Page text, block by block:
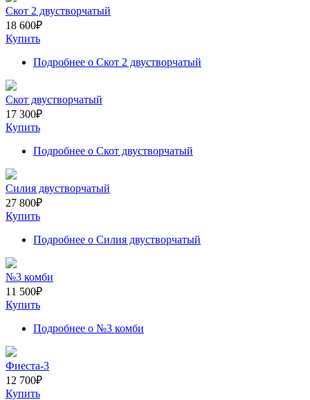
Скот 2 двустворчатый
18 600₽
Купить
Подробнее о Скот 2 двустворчатый
Скот двустворчатый
17 300₽
Купить
Подробнее о Скот двустворчатый
Силия двустворчатый
27 800₽
Купить
Подробнее о Силия двустворчатый
№3 комби
11 500₽
Купить
Подробнее о №3 комби
Фиеста-3
12 700₽
Купить